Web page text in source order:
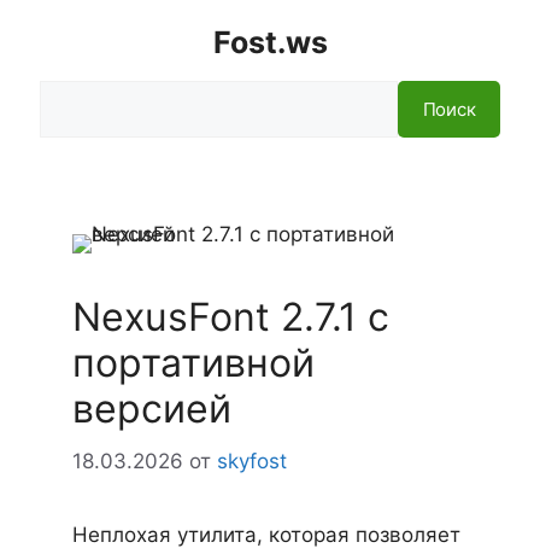
Fost.ws
Поиск
NexusFont 2.7.1 с
портативной
версией
18.03.2026 от skyfost
Неплохая утилита, которая позволяет